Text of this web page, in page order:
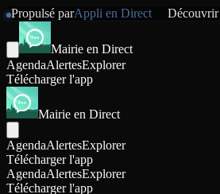
Propulsé parAppli en Direct Découvrir
Mairie en Direct
AgendaAlertesExplorer
Télécharger l'app
Mairie en Direct
AgendaAlertesExplorer
Télécharger l'app
AgendaAlertesExplorer
Télécharger l'app